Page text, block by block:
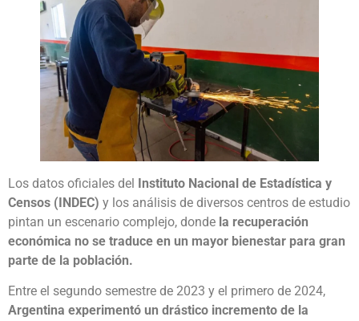
Los datos oficiales del Instituto Nacional de Estadística y
Censos (INDEC) y los análisis de diversos centros de estudio
pintan un escenario complejo, donde la recuperación
económica no se traduce en un mayor bienestar para gran
parte de la población.
Entre el segundo semestre de 2023 y el primero de 2024,
Argentina experimentó un drástico incremento de la